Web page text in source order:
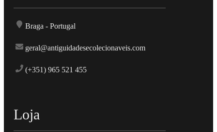
Braga - Portugal
geral@antiguidadesecolecionaveis.com
(+351) 965 521 455
Loja